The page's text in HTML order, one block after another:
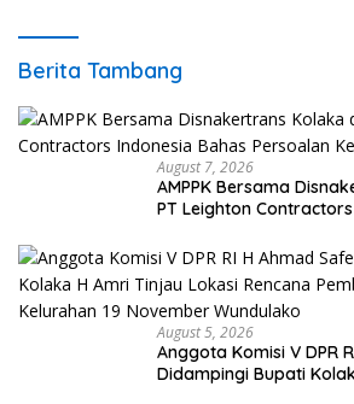
Berita Tambang
August 7, 2026
AMPPK Bersama
PT Leighton
August 5, 2026
Anggota Komisi V DPR
Didampingi Bupati